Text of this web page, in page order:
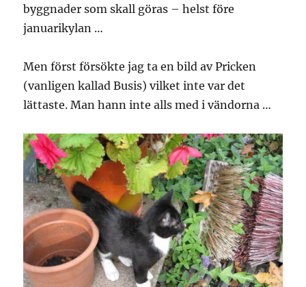
byggnader som skall göras – helst före
januarikylan …
Men först försökte jag ta en bild av Pricken
(vanligen kallad Busis) vilket inte var det
lättaste. Man hann inte alls med i vändorna …